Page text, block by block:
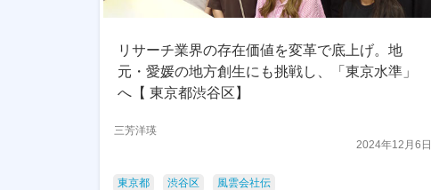
リサーチ業界の存在価値を変革で底上げ。地
元・愛媛の地方創生にも挑戦し、「東京水準」
へ【 東京都渋谷区】
三芳洋瑛
2024年12月6日
東京都 渋谷区 風雲会社伝